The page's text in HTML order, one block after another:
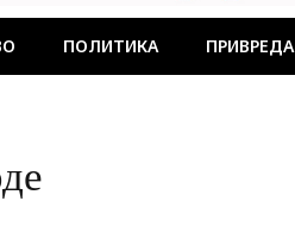
ПОЛИТИКА ПРИВРЕДА